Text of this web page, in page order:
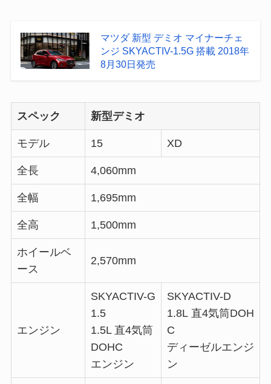
マツダ 新型 デミオ マイナーチェ
ンジ SKYACTIV-1.5G 搭載 2018年
8月30日発売
スペック 新型デミオ
モデル 15 XD
全長 4,060mm
全幅 1,695mm
全高 1,500mm
ホイールベ
ース
2,570mm
エンジン
SKYACTIV-G
1.5
1.5L 直4気筒
DOHC
エンジン
SKYACTIV-D
1.8L 直4気筒DOH
C
ディーゼルエンジ
ン